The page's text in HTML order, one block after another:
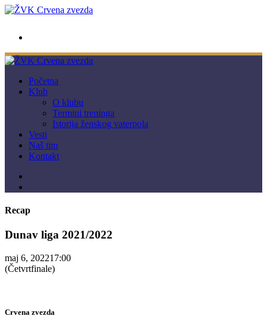
Početna
Klub
O klubu
Termini treninga
Istorija ženskog vaterpola
Vesti
Naš tim
Kontakt
Recap
Dunav liga 2021/2022
maj 6, 202217:00
(Četvrtfinale)
Crvena zvezda